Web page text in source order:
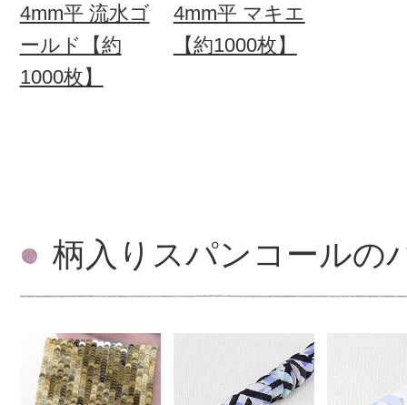
4mm平 流水ゴ
ールド【約
1000枚】
4mm平 マキエ
【約1000枚】
柄入りスパンコールの